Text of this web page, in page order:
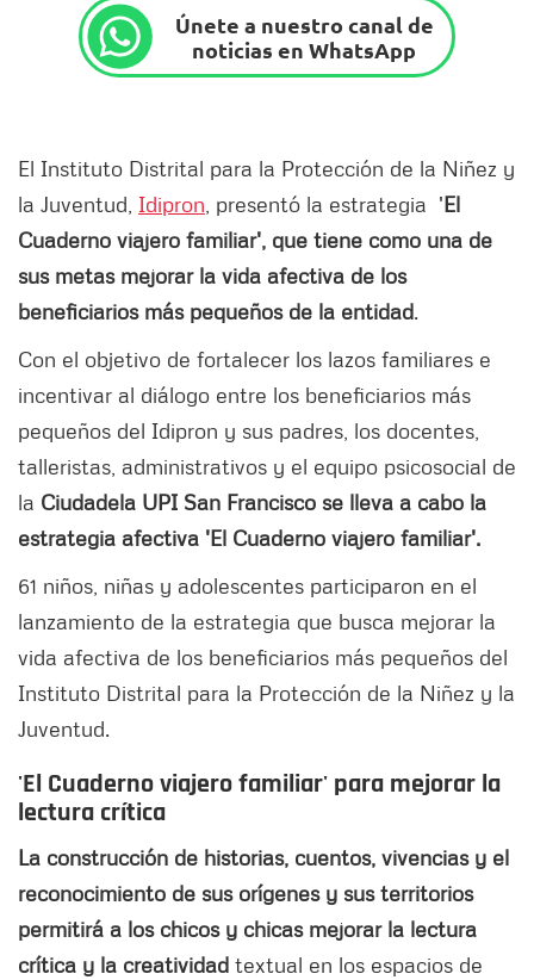
Únete a nuestro canal de
noticias en WhatsApp
El Instituto Distrital para la Protección de la Niñez y
la Juventud, Idipron , presentó la estrategia 'El
Cuaderno viajero familiar', que tiene como una de
sus metas mejorar la vida afectiva de los
beneficiarios más pequeños de la entidad.
Con el objetivo de fortalecer los lazos familiares e
incentivar al diálogo entre los beneficiarios más
pequeños del Idipron y sus padres, los docentes,
talleristas, administrativos y el equipo psicosocial de
la Ciudadela UPI San Francisco se lleva a cabo la
estrategia afectiva 'El Cuaderno viajero familiar'.
61 niños, niñas y adolescentes participaron en el
lanzamiento de la estrategia que busca mejorar la
vida afectiva de los beneficiarios más pequeños del
Instituto Distrital para la Protección de la Niñez y la
Juventud.
'El Cuaderno viajero familiar' para mejorar la
lectura crítica
La construcción de historias, cuentos, vivencias y el
reconocimiento de sus orígenes y sus territorios
permitirá a los chicos y chicas mejorar la lectura
crítica y la creatividad textual en los espacios de